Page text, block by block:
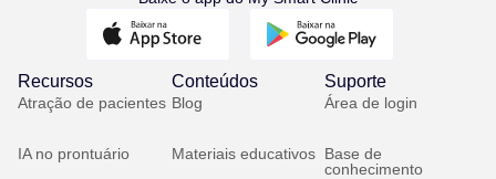
Recursos
Atração de pacientes
IA no prontuário
Conteúdos
Blog
Materiais educativos
Suporte
Área de login
Base de
conhecimento